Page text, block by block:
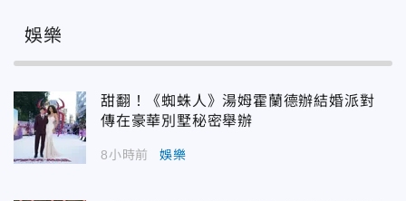
娛樂
甜翻！《蜘蛛人》湯姆霍蘭德辦結婚派對
傳在豪華別墅秘密舉辦
8小時前 娛樂